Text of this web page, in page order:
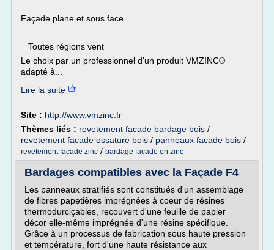
Façade plane et sous face.
Toutes régions vent
Le choix par un professionnel d'un produit VMZINC®
adapté à...
Lire la suite
Site : http://www.vmzinc.fr
Thèmes liés : revetement facade bardage bois /
revetement facade ossature bois / panneaux facade bois /
revetement facade zinc / bardage facade en zinc
Bardages compatibles avec la Façade F4
Les panneaux stratifiés sont constitués d'un assemblage
de fibres papetières imprégnées à coeur de résines
thermodurciçables, recouvert d'une feuille de papier
décor elle-même imprégnée d'une résine spécifique.
Grâce à un processus de fabrication sous haute pression
et température, fort d'une haute résistance aux